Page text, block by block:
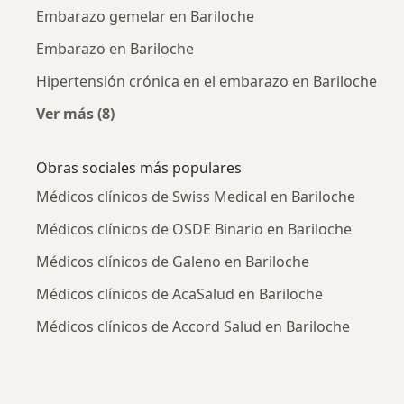
Embarazo gemelar en Bariloche
Embarazo en Bariloche
Hipertensión crónica en el embarazo en Bariloche
Ver más (8)
Obras sociales más populares
Médicos clínicos de Swiss Medical en Bariloche
Médicos clínicos de OSDE Binario en Bariloche
Médicos clínicos de Galeno en Bariloche
Médicos clínicos de AcaSalud en Bariloche
Médicos clínicos de Accord Salud en Bariloche